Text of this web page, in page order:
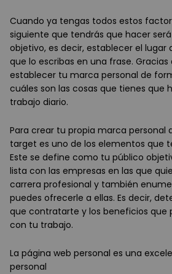
Cuando ya tengas todos estos
siguiente que tendrás que hacer
objetivo, es decir, establecer el lugar
que lo escribas en una frase.
establecer tu marca personal de
cuáles son las cosas que tienes que
trabajo diario.
Para crear tu propia marca personal
target es uno de los elementos que
Este se define como tu público
lista con las empresas en las que
carrera profesional y también
puedes ofrecerle a ellas. Es decir,
que contratarte y los beneficios que
con tu trabajo.
La página web personal es una
personal